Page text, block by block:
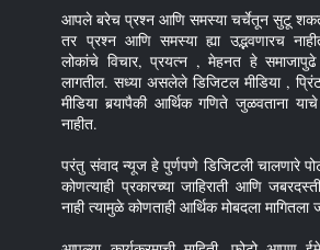
आपले बरेच प्रश्न आणि समस्या चर्चेतून सुटू
तर प्रश्न आणि समस्या ह्या उद्भवणारच
लोकांचे विचार, प्रयत्न , मेहनत हे समाजापुढे
लागतील. सध्या असलेले डिजिटल मीडिया ,
मीडिया बर्‍यापैकी आर्थिक गणिते जुळवताना
नाहीत.
परंतु संवाद न्यूज हे पुर्णपणे डिजिटली चालणारे
कोणत्याही प्रकारच्या जाहिराती आणि
नाही त्यामुळे कोणताही आर्थिक मोबदला मागितला